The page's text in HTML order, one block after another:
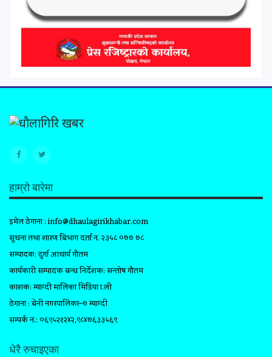
हाम्रो बारेमा
इमेल ठेगाना :info@dhaulagirikhabar.com
सूचना तथा प्रशारण बिभाग दर्ता न. २३५८ ०७७ ७८
सम्पादक: दुर्गा आचार्य गौतम
कार्यकारी सम्पादक प्रबन्ध निर्देशक: सन्तोष गौतम
प्रकाशक: म्याग्दी मालिका मिडिया प्रा.ली
ठेगाना : बेनी नगरपालिका–७ म्याग्दी
सम्पर्क न.: ०६९५२१२४२,९८४७६३३५६९
धेरै रुचाइएका